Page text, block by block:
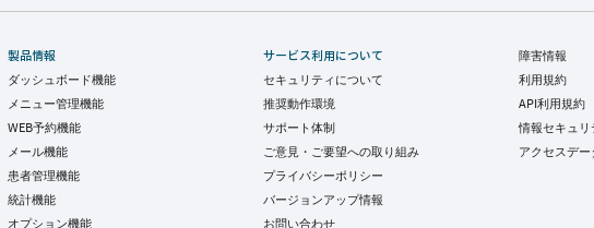
製品情報
ダッシュボード機能
メニュー管理機能
WEB予約機能
メール機能
患者管理機能
統計機能
オプション機能
サービス利用について
セキュリティについて
推奨動作環境
サポート体制
ご意見・ご要望への取り組み
プライバシーポリシー
バージョンアップ情報
お問い合わせ
障害情報
利用規約
API利用規約
情報セキュリ
アクセスデ